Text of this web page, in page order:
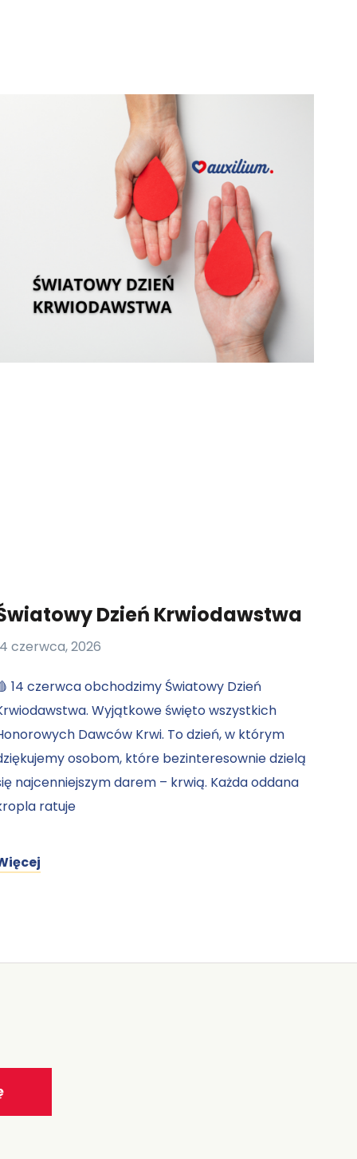
Dzień Krwiodawstwa
czerwca, 2026
14 czerwca obchodzimy Światowy Dzień
Wyjątkowe święto wszystkich
Dawców Krwi. To dzień, w którym
osobom, które bezinteresownie dzielą
najcenniejszym darem – krwią. Każda oddana
ratuje